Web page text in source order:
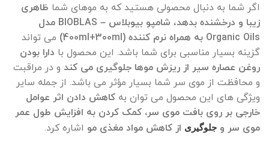
اگر شما به دنبال محصولی هستید که به موهای شما ظاهری
زیبا و درخشنده بدهد،
شامپو بیوبلاس – BIOBLAS مدل
Organic Oils به همراه نرم کننده (400ml+300ml)
می تواند
گزینه بسیار مناسبی برای شما باشد. این محصول با دارا بودن
روغن عصاره سیر از ریزش موها جلوگیری می کند و در مراقبت
و محافظت از موی سر شما بسیار مؤثر می باشد. از جمله سایر
ویژگی های این محصول می توان به کاهش دادن اثر عوامل
خارجی بر روی بافت موی سر، کمک کردن به افزایش طول عمر
موی سر و جلوگیری از کاهش مواد مغذی مو اشاره کرد.